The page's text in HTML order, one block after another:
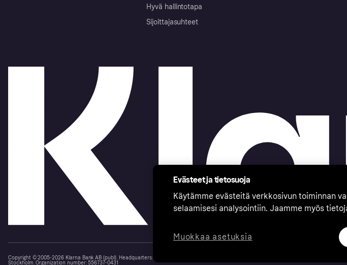
Hyvä hallintotapa
Sijoittajasuhteet
Copyright © 2005-2026 Klarna Bank AB (publ). Headquarters: Stockholm, Sweden. All rights reserved. Klarna Bank AB (publ). Sveavägen 46, 111
Stockholm. Organization number: 556737-0431
Evästeet ja tietosuoja
Käytämme evästeitä verkkosivun toiminnan
selaamisesi analysointiin. Jaamme myös
Muokkaa asetuksia